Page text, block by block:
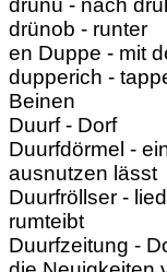
drünob - runter
en Duppe - mit
dupperich -
Beinen
Duurf - Dorf
Duurfdörmel -
ausnutzen lässt
Duurfröllser -
rumteibt
Duurfzeitung -